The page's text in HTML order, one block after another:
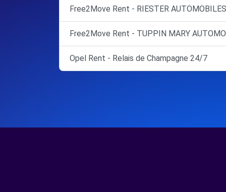
Free2Move Rent - RIESTER
Free2Move Rent - TUPPIN MARY
Opel Rent - Relais de Champagne 24/7